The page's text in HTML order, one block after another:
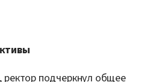
подчеркнул общее